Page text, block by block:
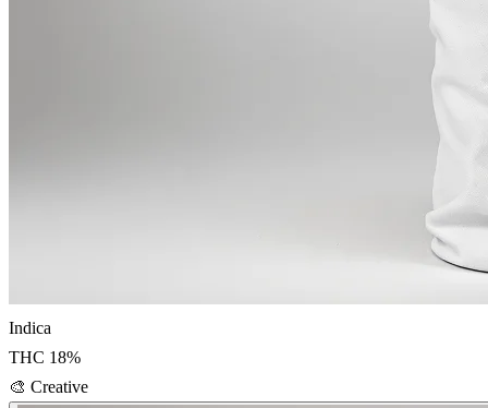
Indica
THC 18%
🎨 Creative